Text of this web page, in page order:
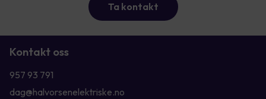
Ta kontakt
Kontakt oss
957 93 791
dag@halvorsenelektriske.no